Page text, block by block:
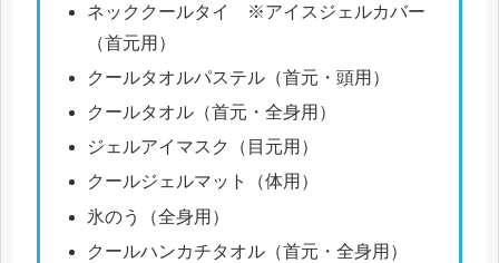
ネッククールタイ ※アイスジェルカバー
（首元用）
クールタオルパステル（首元・頭用）
クールタオル（首元・全身用）
ジェルアイマスク（目元用）
クールジェルマット（体用）
氷のう（全身用）
クールハンカチタオル（首元・全身用）